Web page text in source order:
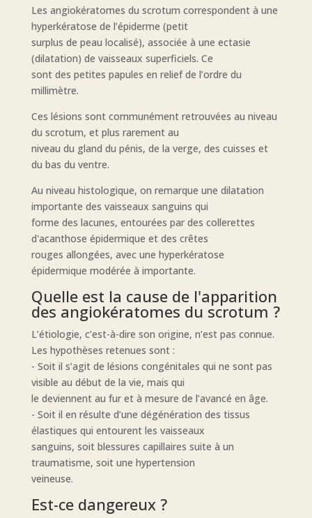
Les angiokératomes du scrotum correspondent à une
hyperkératose de l’épiderme (petit
surplus de peau localisé), associée à une ectasie
(dilatation) de vaisseaux superficiels. Ce
sont des petites papules en relief de l’ordre du
millimètre.
Ces lésions sont communément retrouvées au niveau
du scrotum, et plus rarement au
niveau du gland du pénis, de la verge, des cuisses et
du bas du ventre.
Au niveau histologique, on remarque une dilatation
importante des vaisseaux sanguins qui
forme des lacunes, entourées par des collerettes
d'acanthose épidermique et des crêtes
rouges allongées, avec une hyperkératose
épidermique modérée à importante.
Quelle est la cause de l'apparition
des angiokératomes du scrotum ?
L’étiologie, c’est-à-dire son origine, n’est pas connue.
Les hypothèses retenues sont :
- Soit il s’agit de lésions congénitales qui ne sont pas
visible au début de la vie, mais qui
le deviennent au fur et à mesure de l’avancé en âge.
- Soit il en résulte d’une dégénération des tissus
élastiques qui entourent les vaisseaux
sanguins, soit blessures capillaires suite à un
traumatisme, soit une hypertension
veineuse.
Est-ce dangereux ?